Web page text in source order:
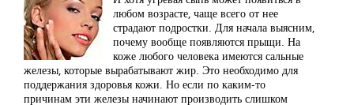
любом возрасте, чаще всего от нее
страдают подростки. Для начала выясним,
почему вообще появляются прыщи. На
коже любого человека имеются сальные
железы, которые вырабатывают жир. Это необходимо для
поддержания здоровья кожи. Но если по каким-то
причинам эти железы начинают производить слишком